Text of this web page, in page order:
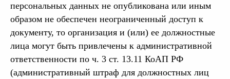
персональных данных не опубликована или иным
образом не обеспечен неограниченный доступ к
документу, то организация и (или) ее должностные
лица могут быть привлечены к административной
ответственности по ч. 3 ст. 13.11 КоАП РФ
(административный штраф для должностных лиц